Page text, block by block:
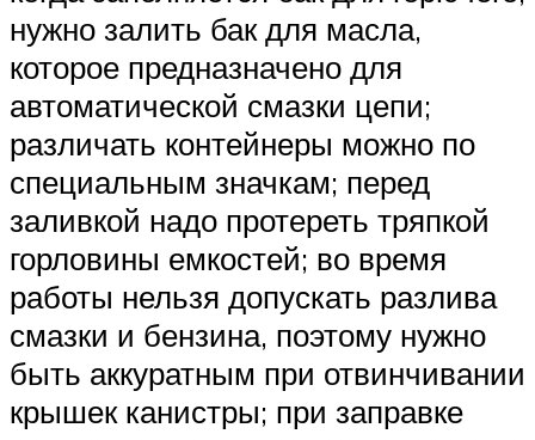
нужно залить бак для масла,
которое предназначено для
автоматической смазки цепи;
различать контейнеры можно по
специальным значкам; перед
заливкой надо протереть тряпкой
горловины емкостей; во время
работы нельзя допускать разлива
смазки и бензина, поэтому нужно
быть аккуратным при отвинчивании
крышек канистры; при заправке